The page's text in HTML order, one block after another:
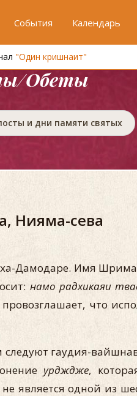
События Календарь
"Один кришнаит"
Обеты
и дни памяти святых
Нияма-сева
Дамодаре. Имя
намо радхикаяи
что
следуют гаудия-
урдждже,
является одной из